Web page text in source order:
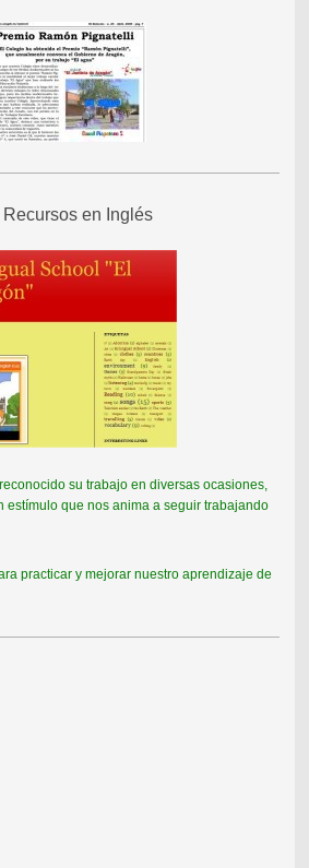
en Inglés
su trabajo en diversas ocasiones,
estímulo que nos anima a seguir trabajando
practicar y mejorar nuestro aprendizaje de